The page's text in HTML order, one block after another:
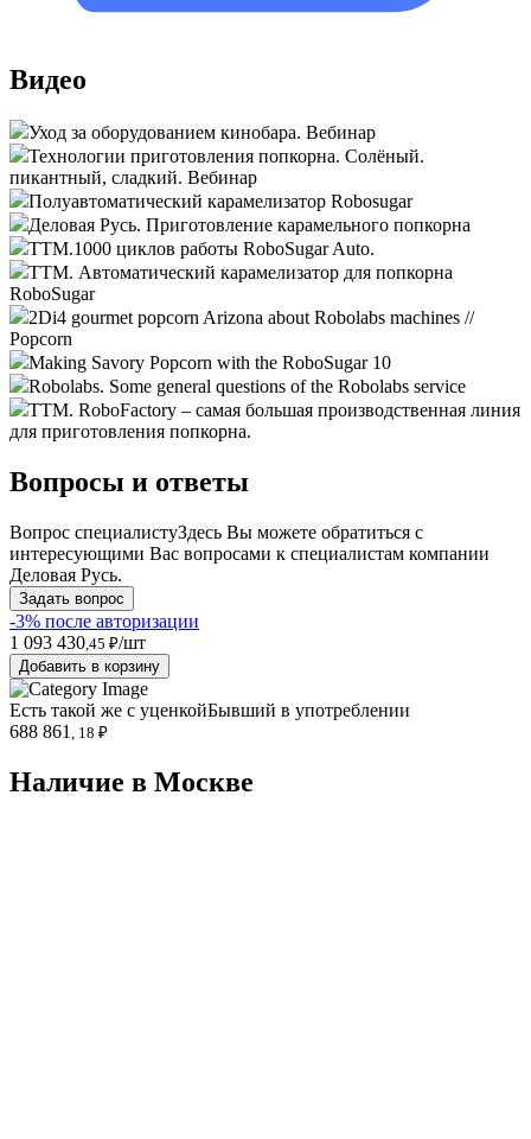
Видео
Уход за оборудованием кинобара. Вебинар
Технологии приготовления попкорна. Солёный.
пикантный, сладкий. Вебинар
Полуавтоматический карамелизатор Robosugar
Деловая Русь. Приготовление карамельного попкорна
ТТМ.1000 циклов работы RoboSugar Auto.
ТТМ. Автоматический карамелизатор для попкорна
RoboSugar
2Di4 gourmet popcorn Arizona about Robolabs machines //
Popcorn
Making Savory Popcorn with the RoboSugar 10
Robolabs. Some general questions of the Robolabs service
ТТМ. RoboFactory – самая большая производственная линия
для приготовления попкорна.
Вопросы и ответы
Вопрос специалистуЗдесь Вы можете обратиться с
интересующими Вас вопросами к специалистам компании
Деловая Русь.
Задать вопрос
-3% после авторизации
1 093 430 ,45 ₽/шт
Добавить в корзину
Есть такой же с уценкойБывший в употреблении
688 861
, 18 ₽
Наличие в Москвe